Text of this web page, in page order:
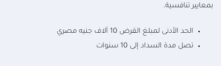
بمعايير تنافسية.
الحد الأدنى لمبلغ القرض 10 آلاف جنيه مصري
تصل مدة السداد إلى 10 سنوات